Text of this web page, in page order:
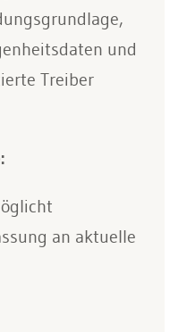
und
Treiber
an aktuelle